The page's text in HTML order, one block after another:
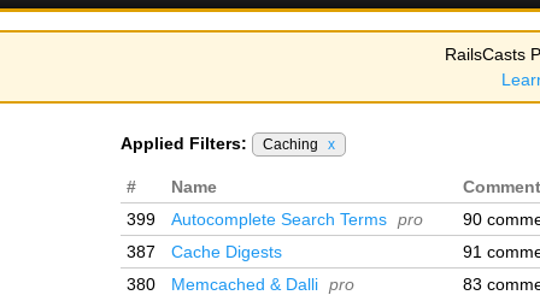
RailsCasts
Applied Filters: Caching x
# Name
399
Autocomplete Search Terms pro
90
387
Cache Digests
91
380
Memcached & Dalli pro
83